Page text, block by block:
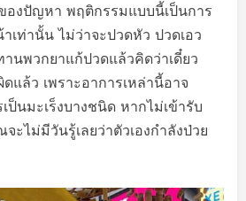
องปัญหา พฤติกรรมแบบนี้เป็นการ
เท่านั้น ไม่ว่าจะปวดหัว ปวดเอว
นพวกยาแก้ปวดแล้วคิดว่าเดี๋ยว
ล้ว เพราะอาการเหล่านี้อาจ
ป็นมะเร็งบางชนิด หากไม่เข้ารับ
ะไม่มีวันรู้เลยว่าตัวเองกำลังป่วย